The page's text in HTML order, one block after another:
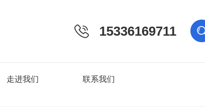
15336169711
走进我们 联系我们